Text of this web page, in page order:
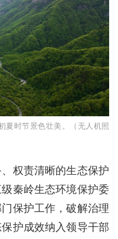
夏时节景色壮美。（无人机照
权责清晰的生态保护
秦岭生态环境保护委
保护工作，破解治理
护成效纳入领导干部